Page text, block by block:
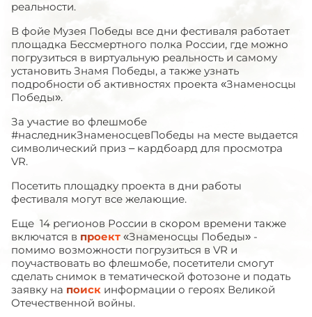
реальности.
В фойе Музея Победы все дни фестиваля работает
площадка Бессмертного полка России, где можно
погрузиться в виртуальную реальность и самому
установить Знамя Победы, а также узнать
подробности об активностях проекта «Знаменосцы
Победы».
За участие во флешмобе
#наследникЗнаменосцевПобеды на месте выдается
символический приз – кардбоард для просмотра
VR.
Посетить площадку проекта в дни работы
фестиваля могут все желающие.
Еще 14 регионов России в скором времени также
включатся в проект «Знаменосцы Победы» -
помимо возможности погрузиться в VR и
поучаствовать во флешмобе, посетители смогут
сделать снимок в тематической фотозоне и подать
заявку на поиск информации о героях Великой
Отечественной войны.